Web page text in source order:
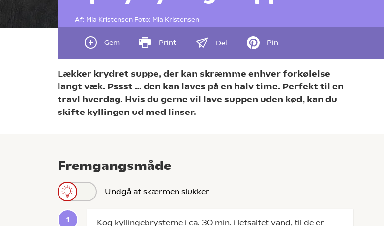
Af: Mia Kristensen Foto: Mia Kristensen
Gem Print Del Pin
Lækker krydret suppe, der kan skræmme enhver forkølelse
langt væk. Pssst … den kan laves på en halv time. Perfekt til en
travl hverdag. Hvis du gerne vil lave suppen uden kød, kan du
skifte kyllingen ud med linser.
Fremgangsmåde
Undgå at skærmen slukker
Kog kyllingebrysterne i ca. 30 min. i letsaltet vand, til de er